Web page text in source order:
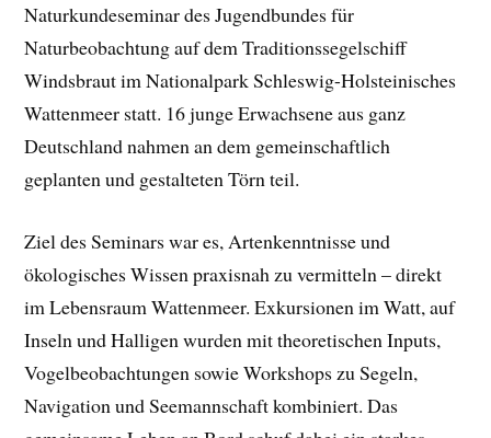
Naturkundeseminar des Jugendbundes für
Naturbeobachtung auf dem Traditionssegelschiff
Windsbraut im Nationalpark Schleswig-Holsteinisches
Wattenmeer statt. 16 junge Erwachsene aus ganz
Deutschland nahmen an dem gemeinschaftlich
geplanten und gestalteten Törn teil.
Ziel des Seminars war es, Artenkenntnisse und
ökologisches Wissen praxisnah zu vermitteln – direkt
im Lebensraum Wattenmeer. Exkursionen im Watt, auf
Inseln und Halligen wurden mit theoretischen Inputs,
Vogelbeobachtungen sowie Workshops zu Segeln,
Navigation und Seemannschaft kombiniert. Das